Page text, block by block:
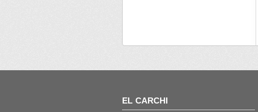
EL CARCHI